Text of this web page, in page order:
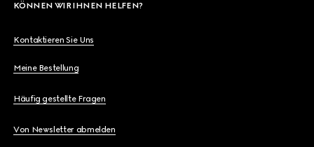
KÖNNEN WIR IHNEN HELFEN?
Kontaktieren Sie Uns
Meine Bestellung
Häufig gestellte Fragen
Von Newsletter abmelden